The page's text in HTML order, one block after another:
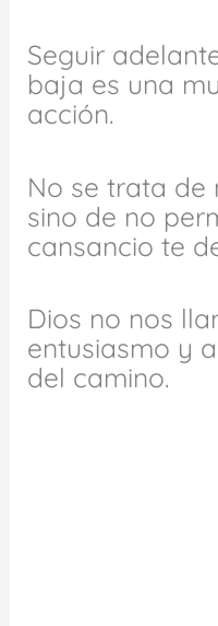
Seguir
baja es una
acción.
No se trata de
sino de no
cansancio te
Dios no nos
entusiasmo y
del camino.